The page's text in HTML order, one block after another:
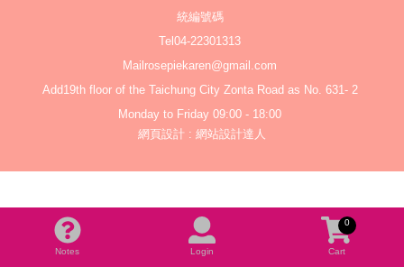
Cart
0
Login
Notes
統編號碼
Tel 04-22301313
Mail rosepiekaren@gmail.com
Add19th floor of the Taichung City Zonta Road as No. 631- 2
Monday to Friday 09:00 - 18:00
網頁設計 : 網站設計達人